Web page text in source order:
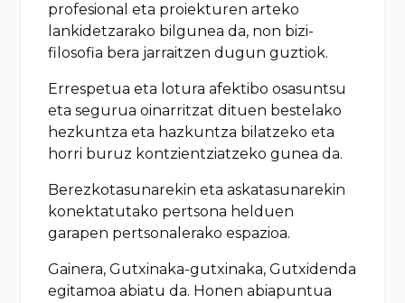
profesional eta proiekturen arteko
lankidetzarako bilgunea da, non bizi-
filosofia bera jarraitzen dugun guztiok.
Errespetua eta lotura afektibo osasuntsu
eta segurua oinarritzat dituen bestelako
hezkuntza eta hazkuntza bilatzeko eta
horri buruz kontzientziatzeko gunea da.
Berezkotasunarekin eta askatasunarekin
konektatutako pertsona helduen
garapen pertsonalerako espazioa.
Gainera, Gutxinaka-gutxinaka, Gutxidenda
egitamoa abiatu da. Honen abiapuntua